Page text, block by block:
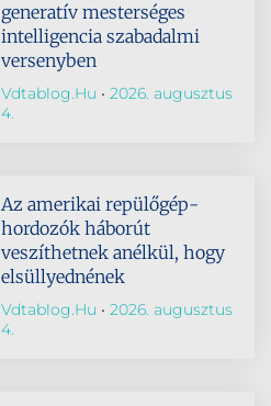
generatív mesterséges
intelligencia szabadalmi
versenyben
Vdtablog.hu
2026. augusztus
4.
Az amerikai repülőgép-
hordozók háborút
veszíthetnek anélkül, hogy
elsüllyednének
Vdtablog.hu
2026. augusztus
4.